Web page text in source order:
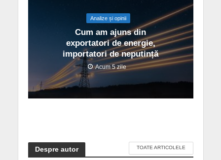
Analize și opinii
Cum am ajuns din
exportatori de energie,
importatori de neputință
Acum 5 zile
Despre autor TOATE ARTICOLELE